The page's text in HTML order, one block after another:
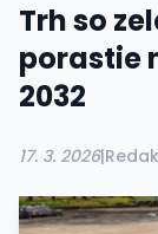
Trh so
porastie
2032
17. 3. 2026|